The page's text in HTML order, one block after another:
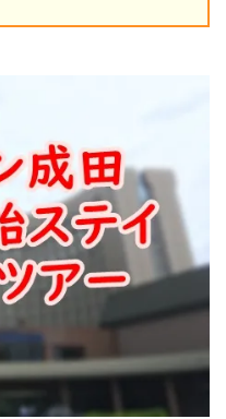
方法を探している・ヒルトンアメックス